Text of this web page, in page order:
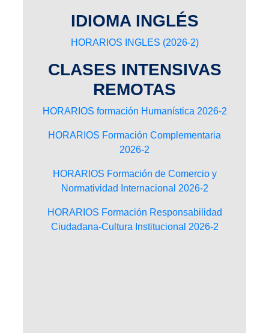
IDIOMA INGLÉS
HORARIOS INGLES (2026-2)
CLASES INTENSIVAS
REMOTAS
HORARIOS formación Humanística 2026-2
HORARIOS Formación Complementaria
2026-2
HORARIOS Formación de Comercio y
Normatividad Internacional 2026-2
HORARIOS Formación Responsabilidad
Ciudadana-Cultura Institucional 2026-2